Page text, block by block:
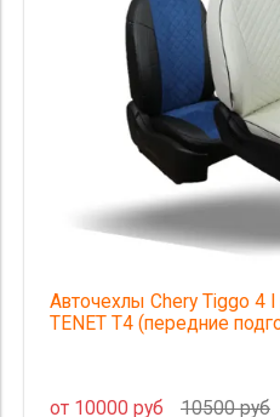
Авточехлы Chery Tiggo 4 I
TENET T4 (передние
от 10000 руб 10500 руб